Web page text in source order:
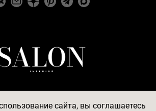
сайта, вы соглашаетесь